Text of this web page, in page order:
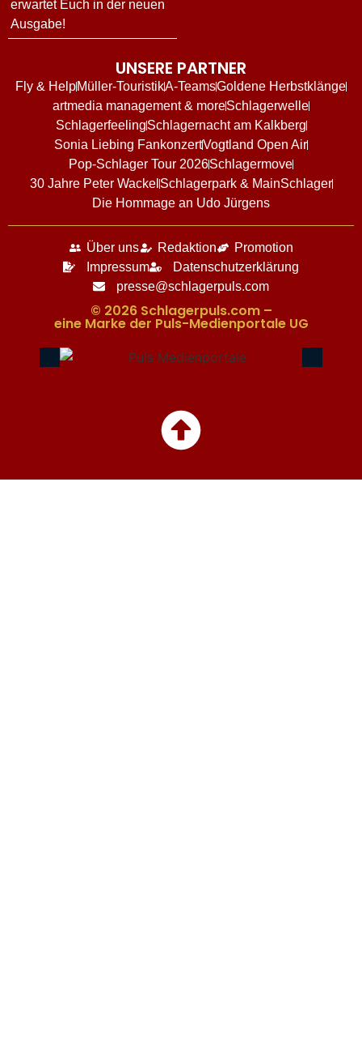
erwartet Euch in der neuen
Ausgabe!
UNSERE PARTNER
Fly & HelpMüller-TouristikA-TeamsGoldene Herbstklänge
artmedia management & moreSchlagerwelle
SchlagerfeelingSchlagernacht am Kalkberg
Sonia Liebing FankonzertVogtland Open Air
Pop-Schlager Tour 2026Schlagermove
30 Jahre Peter Wackel Schlagerpark & MainSchlager
Die Hommage an Udo Jürgens
Über uns Redaktion
Promotion
Impressum
Datenschutzerklärung
presse@schlagerpuls.com
© 2026 Schlagerpuls.com –
eine Marke der Puls-Medienportale UG​